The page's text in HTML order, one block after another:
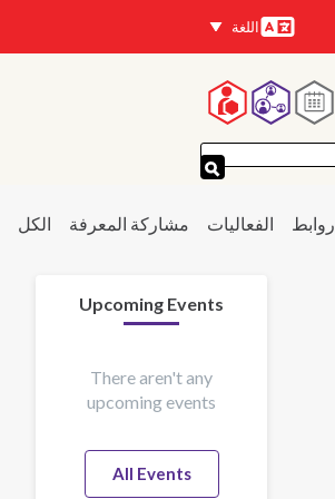
اللغات
اللغة
روابط الفعاليات مشاركة المعرفة الكل
Upcoming Events
There aren't any
upcoming events
All Events